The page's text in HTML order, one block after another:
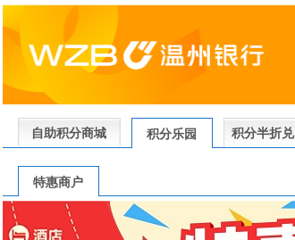
自助积分商城 积分乐园 积分半折兑
特惠商户